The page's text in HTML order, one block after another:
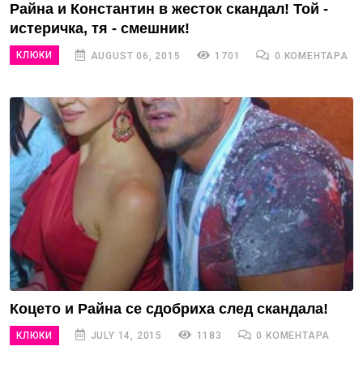
Райна и Константин в жесток скандал! Той -
истеричка, тя - смешник!
КЛЮКИ AUGUST 06, 2015 1701 0 КОМЕНТАРА
Коцето и Райна се сдобриха след скандала!
КЛЮКИ JULY 14, 2015 1183 0 КОМЕНТАРА